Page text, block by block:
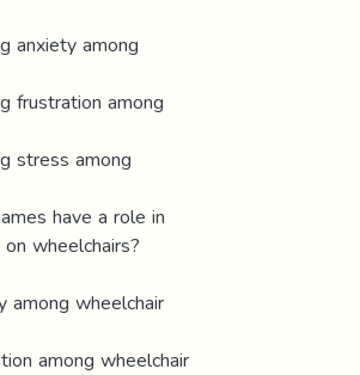
anxiety among
frustration among
stress among
have a role in
wheelchairs?
wheelchair
among wheelchair